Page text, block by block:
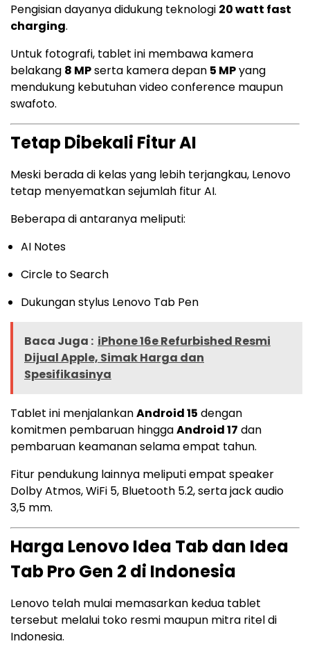
Pengisian dayanya didukung teknologi 20 watt fast
charging.
Untuk fotografi, tablet ini membawa kamera
belakang 8 MPserta kamera depan 5 MPyang
mendukung kebutuhan video conference maupun
swafoto.
Tetap Dibekali Fitur AI
Meski berada di kelas yang lebih terjangkau, Lenovo
tetap menyematkan sejumlah fitur AI.
Beberapa di antaranya meliputi:
AI Notes
Circle to Search
Dukungan stylus Lenovo Tab Pen
Baca Juga : iPhone 16e Refurbished Resmi
Dijual Apple, Simak Harga dan
Spesifikasinya
Tablet ini menjalankanAndroid 15 dengan
komitmen pembaruan hinggaAndroid 17 dan
pembaruan keamanan selama empat tahun.
Fitur pendukung lainnya meliputi empat speaker
Dolby Atmos, WiFi 5, Bluetooth 5.2, serta jack audio
3,5 mm.
Harga Lenovo Idea Tab dan Idea
Tab Pro Gen 2 di Indonesia
Lenovo telah mulai memasarkan kedua tablet
tersebut melalui toko resmi maupun mitra ritel di
Indonesia.